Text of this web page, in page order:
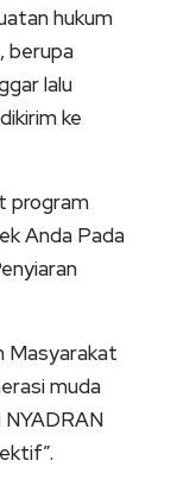
hukum
berupa
lalu
ke
program
Anda Pada
Masyarakat
muda